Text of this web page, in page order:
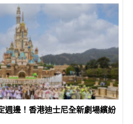
週邊！香港迪士尼全新劇場繽紛